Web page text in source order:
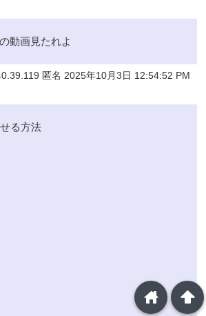
動画見たれよ
匿名 2025年10月3日 12:54:52 PM
る方法
arrowup
home